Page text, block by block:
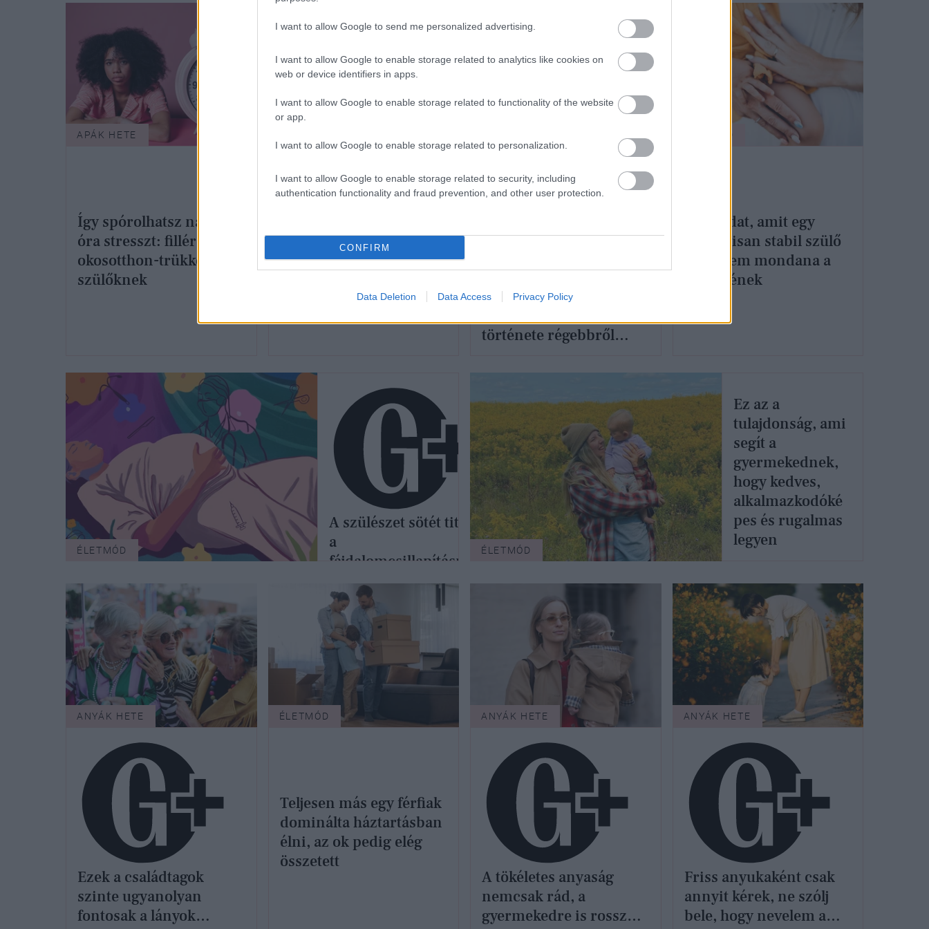
I want to allow Google to send me personalized advertising.
I want to allow Google to enable storage related to analytics like cookies on
web or device identifiers in apps.
I want to allow Google to enable storage related to functionality of the website
or app.
I want to allow Google to enable storage related to personalization.
I want to allow Google to enable storage related to security, including
authentication functionality and fraud prevention, and other user protection.
CONFIRM
Data Deletion Data Access Privacy Policy
APÁK HETE
Így spórolhatsz napi 1
óra stresszt: filléres
okosotthon-trükkök
szülőknek
őszinte véleménye arról,
milyen szerepet kellene
gyereknevelésben
A kislányok
története régebbről
5 mondat, amit egy
mentálisan stabil szülő
soha nem mondana a
gyerekének
ÉLETMÓD
A szülészet sötét titka
a
fájdalomcsillapításnak
hazudott amnézia
ÉLETMÓD
Ez az a
tulajdonság, ami
segít a
gyermekednek,
hogy kedves,
alkalmazkodóké
pes és rugalmas
legyen
ANYÁK HETE
Ezek a családtagok
szinte ugyanolyan
fontosak a lányok
ÉLETMÓD
Teljesen más egy férfiak
dominálta háztartásban
élni, az ok pedig elég
összetett
ANYÁK HETE
A tökéletes anyaság
nemcsak rád, a
gyermekedre is rossz
ANYÁK HETE
Friss anyukaként csak
annyit kérek, ne szólj
bele, hogy nevelem a